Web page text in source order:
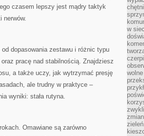
czasem lepszy jest mądry taktyk
nerwów.
dopasowania zestawu i różnic typu
pracę nad stabilnością. Znajdziesz
a także uczy, jak wytrzymać presję
ale trudny w praktyce –
wyniki: stała rutyna.
Omawiane są zarówno
w